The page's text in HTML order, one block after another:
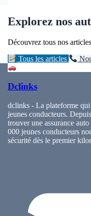
Explorez nos
Découvrez tous nos
Tous les articles
Dclinks
dclinks - La plateforme
jeunes conducteurs.
trouver une assurance
000 jeunes conducteurs
sécurité dès le premier